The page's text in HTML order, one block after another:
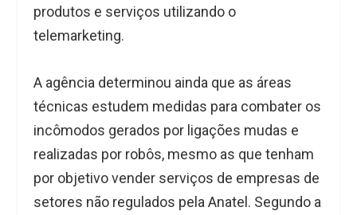
produtos e serviços utilizando o
telemarketing.
A agência determinou ainda que as áreas
técnicas estudem medidas para combater os
incômodos gerados por ligações mudas e
realizadas por robôs, mesmo as que tenham
por objetivo vender serviços de empresas de
setores não regulados pela Anatel. Segundo a